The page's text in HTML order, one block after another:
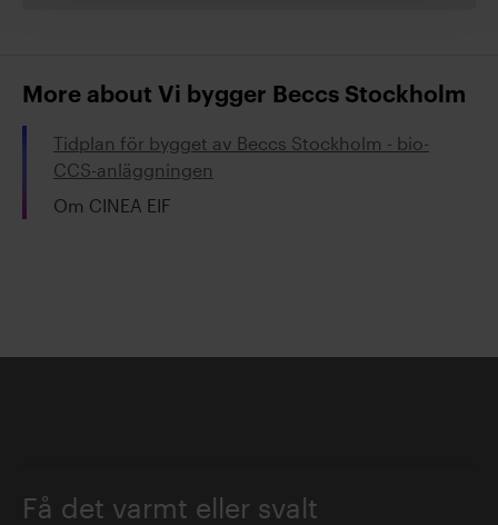
More about Vi bygger Beccs Stockholm
Tidplan för bygget av Beccs Stockholm - bio-
CCS-anläggningen
Om CINEA EIF
Få det varmt eller svalt